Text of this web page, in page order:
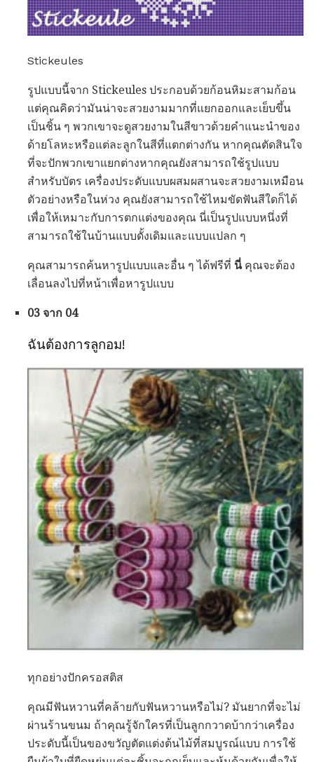
Stickeules
รูปแบบนี้จาก Stickeules ประกอบด้วยก้อนหิมะสามก้อน
แต่คุณคิดว่ามันน่าจะสวยงามมากที่แยกออกและเย็บขึ้น
เป็นชิ้น ๆ พวกเขาจะดูสวยงามในสีขาวด้วยคำแนะนำของ
ด้ายโลหะหรือแต่ละลูกในสีที่แตกต่างกัน หากคุณตัดสินใจ
ที่จะปักพวกเขาแยกต่างหากคุณยังสามารถใช้รูปแบบ
สำหรับบัตร เครื่องประดับแบบผสมผสานจะสวยงามเหมือน
ตัวอย่างหรือในห่วง คุณยังสามารถใช้ไหมขัดฟันสีใดก็ได้
เพื่อให้เหมาะกับการตกแต่งของคุณ นี่เป็นรูปแบบหนึ่งที่
สามารถใช้ในบ้านแบบดั้งเดิมและแบบแปลก ๆ
คุณสามารถค้นหารูปแบบและอื่น ๆ ได้ฟรีที่ นี่คุณจะต้อง
เลื่อนลงไปที่หน้าเพื่อหารูปแบบ
03 จาก 04
ฉันต้องการลูกอม!
ทุกอย่างปักครอสติส
คุณมีฟันหวานที่คล้ายกับฟันหวานหรือไม่? มันยากที่จะไม่
ผ่านร้านขนม ถ้าคุณรู้จักใครที่เป็นลูกกวาดบ้ากว่าเครื่อง
ประดับนี้เป็นของขวัญตัดแต่งต้นไม้ที่สมบูรณ์แบบ การใช้